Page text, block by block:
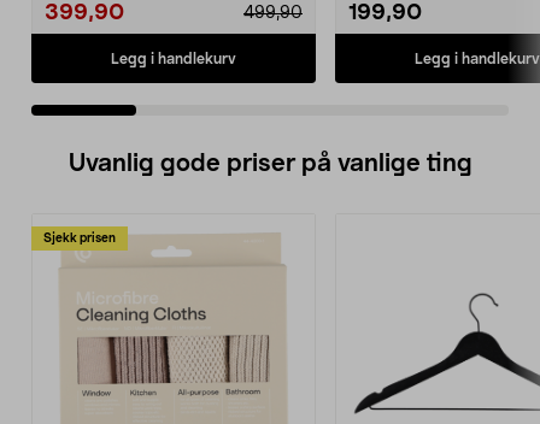
399,90 499,90
Legg i handlekurv
199,90
Legg i handlekurv
Uvanlig gode priser på vanlige ting
Sjekk prisen